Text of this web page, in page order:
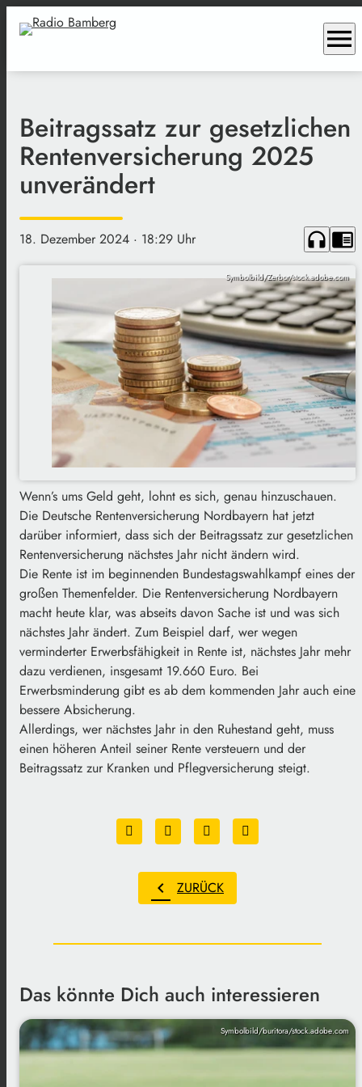
menu
Beitragssatz zur gesetzlichen
Rentenversicherung 2025
unverändert
18. Dezember 2024 · 18:29 Uhr headphones chrome_reader_mode
Symbolbild/Zerbor/stock.adobe.com
Wenn’s ums Geld geht, lohnt es sich, genau hinzuschauen.
Die Deutsche Rentenversicherung Nordbayern hat jetzt
darüber informiert, dass sich der Beitragssatz zur gesetzlichen
Rentenversicherung nächstes Jahr nicht ändern wird.
Die Rente ist im beginnenden Bundestagswahlkampf eines der
großen Themenfelder. Die Rentenversicherung Nordbayern
macht heute klar, was abseits davon Sache ist und was sich
nächstes Jahr ändert. Zum Beispiel darf, wer wegen
verminderter Erwerbsfähigkeit in Rente ist, nächstes Jahr mehr
dazu verdienen, insgesamt 19.660 Euro. Bei
Erwerbsminderung gibt es ab dem kommenden Jahr auch eine
bessere Absicherung.
Allerdings, wer nächstes Jahr in den Ruhestand geht, muss
einen höheren Anteil seiner Rente versteuern und der
Beitragssatz zur Kranken und Pflegversicherung steigt.
chevron_left ZURÜCK
Das könnte Dich auch interessieren
Symbolbild/buritora/stock.adobe.com